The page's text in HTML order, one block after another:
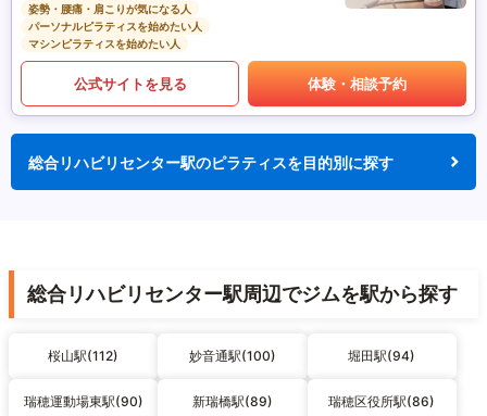
姿勢・腰痛・肩こりが気になる人
パーソナルピラティスを始めたい人
マシンピラティスを始めたい人
公式サイトを見る 体験・相談予約
総合リハビリセンター駅のピラティスを目的別に探す
総合リハビリセンター駅周辺でジムを駅から探す
桜山駅(112) 妙音通駅(100) 堀田駅(94)
瑞穂運動場東駅(90) 新瑞橋駅(89) 瑞穂区役所駅(86)